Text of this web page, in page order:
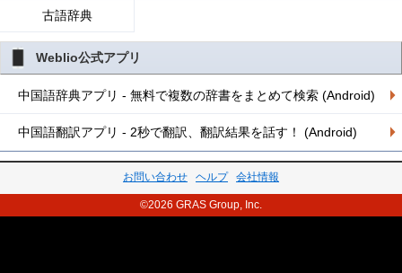
古語辞典
Weblio公式アプリ
中国語辞典アプリ - 無料で複数の辞書をまとめて検索 (Android)
中国語翻訳アプリ - 2秒で翻訳、翻訳結果を話す！ (Android)
お問い合わせ ヘルプ 会社情報
©2026 GRAS Group, Inc.